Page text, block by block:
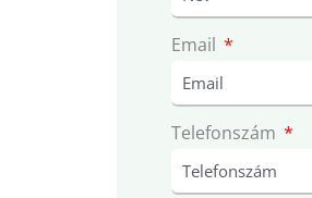
Email
Telefonszám